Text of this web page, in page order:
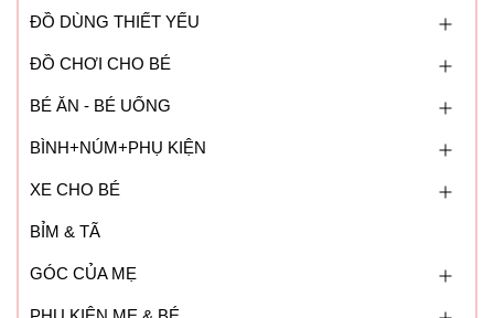
ĐỒ DÙNG THIẾT YẾU
ĐỒ CHƠI CHO BÉ
BÉ ĂN - BÉ UỐNG
BÌNH+NÚM+PHỤ KIỆN
XE CHO BÉ
BỈM & TÃ
GÓC CỦA MẸ